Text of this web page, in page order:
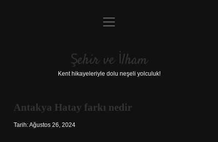
Anasayfa
Yasal Uyarı
menüyü
Şehir ve İlham
Kent hikayeleriyle dolu neşeli yolculuk!
Antakya Hatay farkı nedir
Tarih: Ağustos 26, 2024